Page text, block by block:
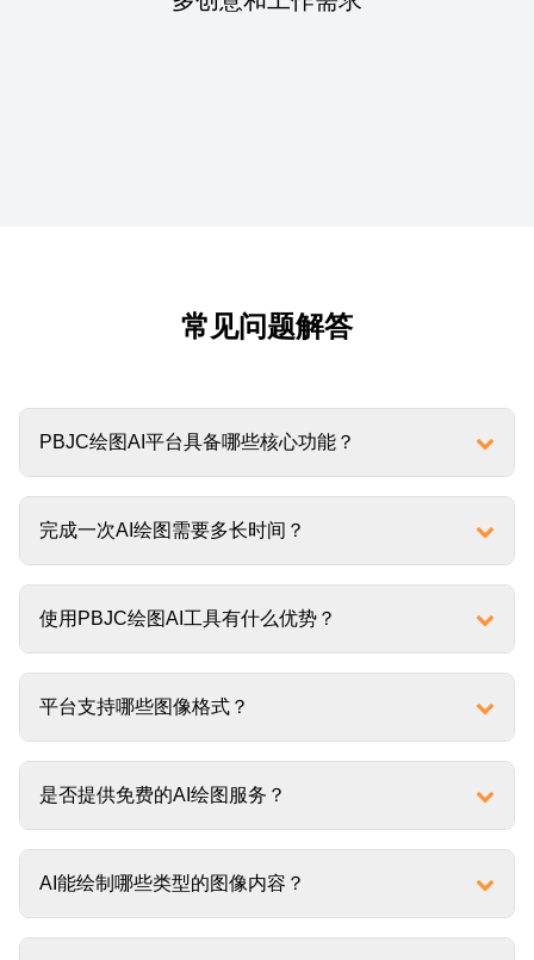
常见问题解答
PBJC绘图AI平台具备哪些核心功能？
完成一次AI绘图需要多长时间？
使用PBJC绘图AI工具有什么优势？
平台支持哪些图像格式？
是否提供免费的AI绘图服务？
AI能绘制哪些类型的图像内容？